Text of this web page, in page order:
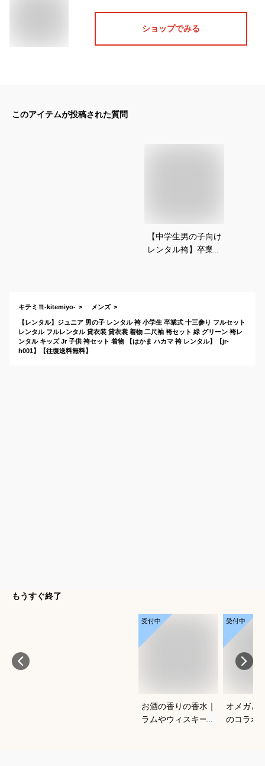
ショップでみる
このアイテムが投稿された質問
【中学生男の子向け
レンタル袴】卒業式
キテミヨ-kitemiyo- メンズ
【レンタル】ジュニア 男の子 レンタル 袴 小学生 卒業式 十三参り フルセット
レンタル フルレンタル 貸衣装 貸衣裳 着物 二尺袖 袴セット 緑 グリーン 袴レ
ンタル キッズ Jr 子供 袴セット 着物 【はかま ハカマ 袴 レンタル】【jr-
h001】【往復送料無料】
もうすぐ終了
受付中
お酒の香りの香水｜
ラムやウィスキーな
受付中
オメガと
のコラボ